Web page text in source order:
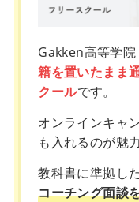
Gakken高等学院
籍を置いたまま
クールです。
オンラインキャ
も入れるのが魅
教科書に準拠した
コーチング面談